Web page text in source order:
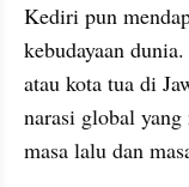
Kediri pun
kebudayaan
atau kota tua di
narasi global
masa lalu dan